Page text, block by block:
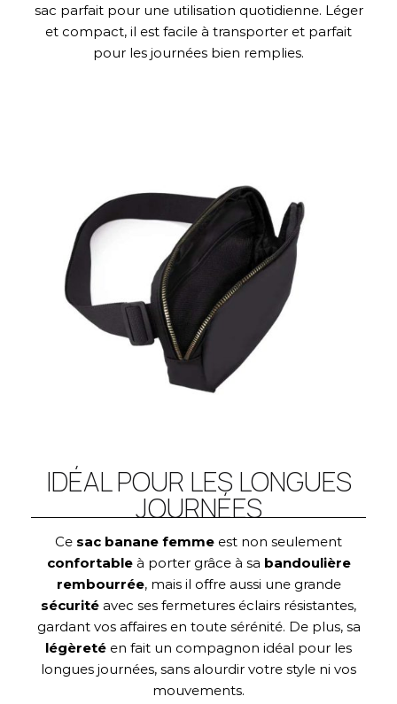
sac parfait pour une utilisation quotidienne. Léger
et compact, il est facile à transporter et parfait
pour les journées bien remplies.
IDÉAL POUR LES LONGUES
JOURNÉES
Ce sac banane femme est non seulement
confortableà porter grâce à sa bandoulière
rembourrée, mais il offre aussi une grande
sécurité avec ses fermetures éclairs résistantes,
gardant vos affaires en toute sérénité. De plus, sa
légèreté en fait un compagnon idéal pour les
longues journées, sans alourdir votre style ni vos
mouvements.